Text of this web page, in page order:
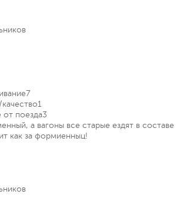
7
1
от поезда3
а вагоны все старые ездят в составе
как за формиенныц!